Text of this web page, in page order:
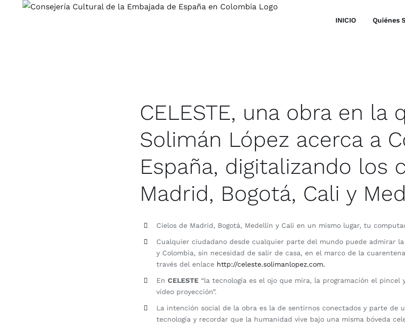
INICIO Quiénes
CELESTE, una obra en la
Solimán López acerca a
España, digitalizando los
Madrid, Bogotá, Cali y
Cielos de Madrid, Bogotá, Medellín y Cali en un mismo lugar, tu
Cualquier ciudadano desde cualquier parte del mundo puede admirar
y Colombia, sin necesidad de salir de casa, en el marco de la
través del enlace http://celeste.solimanlopez.com.
En CELESTE“la tecnología es el ojo que mira, la programación el pincel
vídeo proyección”.
La intención social de la obra es la de sentirnos conectados y parte de
tecnología y recordar que la humanidad vive bajo una misma bóveda